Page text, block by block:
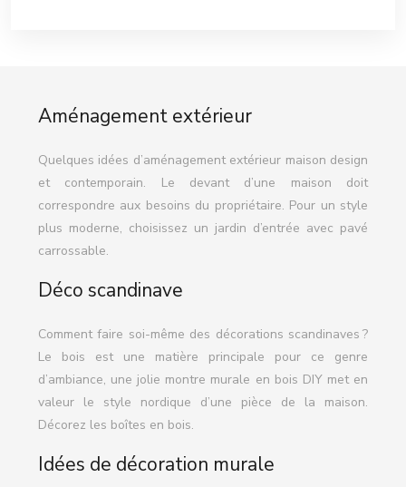
Aménagement extérieur
Quelques idées d’aménagement extérieur maison design
et contemporain. Le devant d’une maison doit
correspondre aux besoins du propriétaire. Pour un style
plus moderne, choisissez un jardin d’entrée avec pavé
carrossable.
Déco scandinave
Comment faire soi-même des décorations scandinaves ?
Le bois est une matière principale pour ce genre
d’ambiance, une jolie montre murale en bois DIY met en
valeur le style nordique d’une pièce de la maison.
Décorez les boîtes en bois.
Idées de décoration murale